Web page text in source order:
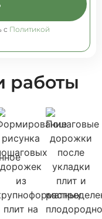
с Политикой
работы